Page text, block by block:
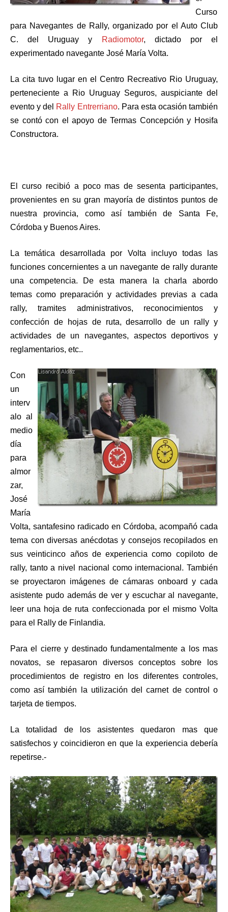
Curso
para Navegantes de Rally, organizado por el Auto Club
C. del Uruguay y
Radiomotor, dictado por el
experimentado navegante José María Volta.
La cita tuvo lugar en el Centro Recreativo Rio Uruguay,
perteneciente a Rio Uruguay Seguros, auspiciante del
evento y del Rally Entrerriano. Para esta ocasión también
se contó con el apoyo de Termas Concepción y Hosifa
Constructora.
El curso recibió a poco mas de sesenta participantes,
provenientes en su gran mayoría de distintos puntos de
nuestra provincia, como así también de Santa Fe,
Córdoba y Buenos Aires.
La temática desarrollada por Volta incluyo todas las
funciones concernientes a un navegante de rally durante
una competencia. De esta manera la charla abordo
temas como preparación y actividades previas a cada
rally, tramites administrativos, reconocimientos y
confección de hojas de ruta, desarrollo de un rally y
actividades de un navegantes, aspectos deportivos y
reglamentarios, etc..
Con
un
interv
alo al
medio
día
para
almor
zar,
José
María
Volta, santafesino radicado en Córdoba, acompañó cada
tema con diversas anécdotas y consejos recopilados en
sus veinticinco años de experiencia como copiloto de
rally, tanto a nivel nacional como internacional. También
se proyectaron imágenes de cámaras onboard y cada
asistente pudo además de ver y escuchar al navegante,
leer una hoja de ruta confeccionada por el mismo Volta
para el Rally de Finlandia.
Para el cierre y destinado fundamentalmente a los mas
novatos, se repasaron diversos conceptos sobre los
procedimientos de registro en los diferentes controles,
como así también la utilización del carnet de control o
tarjeta de tiempos.
La totalidad de los asistentes quedaron mas que
satisfechos y coincidieron en que la experiencia debería
repetirse.-